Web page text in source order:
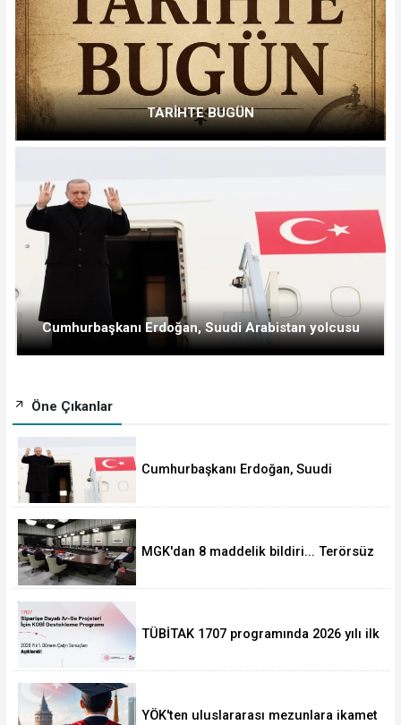
TARİHTE BUGÜN
Cumhurbaşkanı Erdoğan, Suudi Arabistan yolcusu
Öne Çıkanlar
Cumhurbaşkanı Erdoğan, Suudi
MGK'dan 8 maddelik bildiri... Terörsüz
TÜBİTAK 1707 programında 2026 yılı ilk
YÖK'ten uluslararası mezunlara ikamet